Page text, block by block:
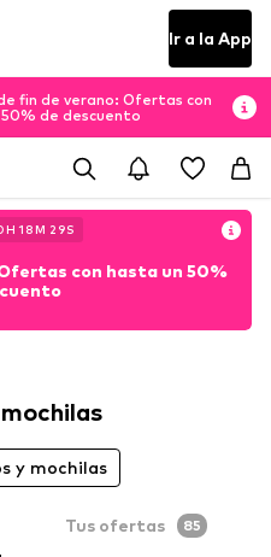
Ir a la App
fin de verano: Ofertas con
de descuento
H 18M 26S
con hasta un 50%
y mochilas
Tus ofertas 85